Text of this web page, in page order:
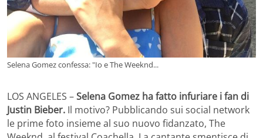
Selena Gomez confessa: "Io e The Weeknd...
LOS ANGELES –Selena Gomez ha fatto infuriare i fan di
Justin Bieber. Il motivo? Pubblicando sui social network
le prime foto insieme al suo nuovo fidanzato, The